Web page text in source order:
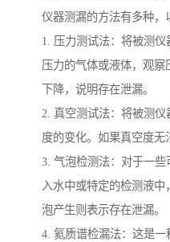
仪器测漏的方法有多种，
1. 压力测试法：将被测
压力的气体或液体，观
下降，说明存在泄漏。
2. 真空测试法：将被测
度的变化。如果真空度无
3. 气泡检测法：对于一
入水中或特定的检测液
泡产生则表示存在泄漏。
4. 氦质谱检漏法：这是